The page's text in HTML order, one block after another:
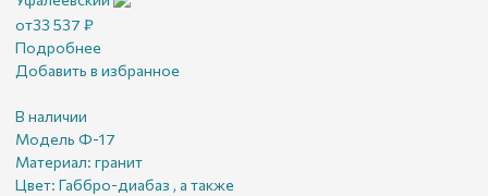
от33 537 ₽
Подробнее
Добавить в избранное
В наличии
Модель Ф-17
Материал: гранит
Цвет: Габбро-диабаз , а также